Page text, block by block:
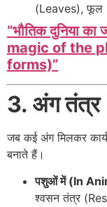
(Leaves), फूल
“भौतिक दुनिया
magic of the
forms)”
3. अंग
जब कई अंग मिलकर
बनाते हैं।
पशुओं में (In
श्वसन तंत्र